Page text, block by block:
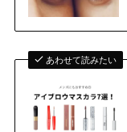
あわせて読みたい